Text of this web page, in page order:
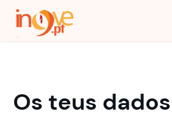
Os teus